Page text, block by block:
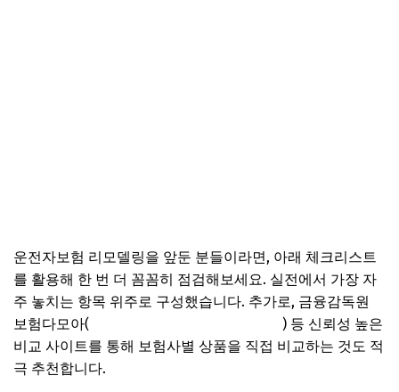
운전자보험 리모델링을 앞둔 분들이라면, 아래 체크리스트
를 활용해 한 번 더 꼼꼼히 점검해보세요. 실전에서 가장 자
주 놓치는 항목 위주로 구성했습니다. 추가로, 금융감독원
보험다모아(
) 등 신뢰성 높은
비교 사이트를 통해 보험사별 상품을 직접 비교하는 것도 적
극 추천합니다.